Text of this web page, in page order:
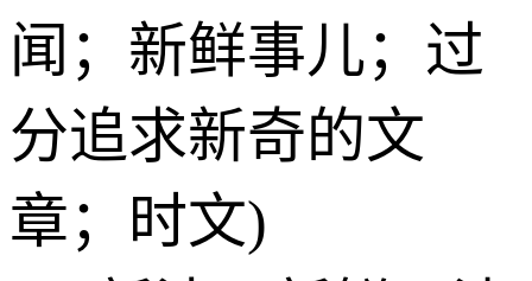
闻；新鲜事儿；过
分追求新奇的文
章；时文)